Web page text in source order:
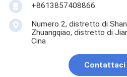
+8613857408866
Numero 2, distretto di
Zhuangqiao, distretto di
Cina
Contattaci